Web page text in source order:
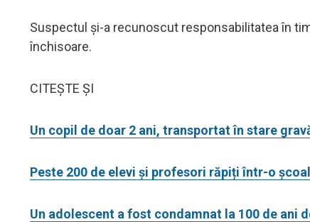
Suspectul și-a recunoscut responsabilitatea în
închisoare.
CITEȘTE ȘI
Un copil de doar 2 ani, transportat în stare
Peste 200 de elevi și profesori răpiți într-o
Un adolescent a fost condamnat la 100 de ani